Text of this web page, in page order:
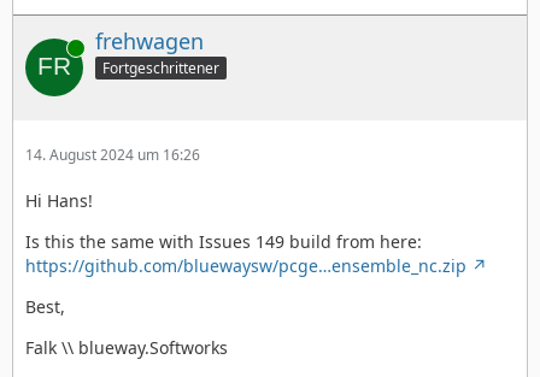
Online frehwagen
Fortgeschrittener
14. August 2024 um 16:26
Hi Hans!
Is this the same with Issues 149 build from here:
https://github.com/bluewaysw/pcge…ensemble_nc.zip
Best,
Falk \\ blueway.Softworks